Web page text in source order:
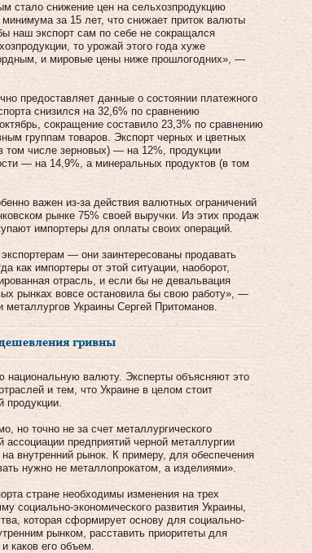
стало снижение цен на сельхозпродукцию
за 15 лет, что снижает приток валюты
наш экспорт сам по себе не сокращался
то урожай этого года хуже
и мировые цены ниже прошлогодних», —
предоставляет данные о состоянии платежного
снизился на 32,6% по сравнению
сокращение составило 23,3% по сравнению
группам товаров. Экспорт черных и цветных
том числе зерновых) — на 12%, продукции
— на 14,9%, а минеральных продуктов (в том
важен из-за действия валютных ограничений
рынке 75% своей выручки. Из этих продаж
импортеры для оплаты своих операций.
— они заинтересованы продавать
как импортеры от этой ситуации, наоборот,
отрасль, и если бы не девальвация
рынках вовсе остановила бы свою работу», —
Украины Сергей Притоманов.
гривны
национальную валюту. Эксперты объясняют это
и тем, что Украине в целом стоит
продукции.
но точно не за счет металлургического
предприятий черной металлургии
внутренний рынок. К примеру, для обеспечения
нужно не металлопрокатом, а изделиями».
стране необходимы изменения на трех
социально-экономического развития Украины,
которая сформирует основу для социально-
рынком, расставить приоритеты для
каков его объем.